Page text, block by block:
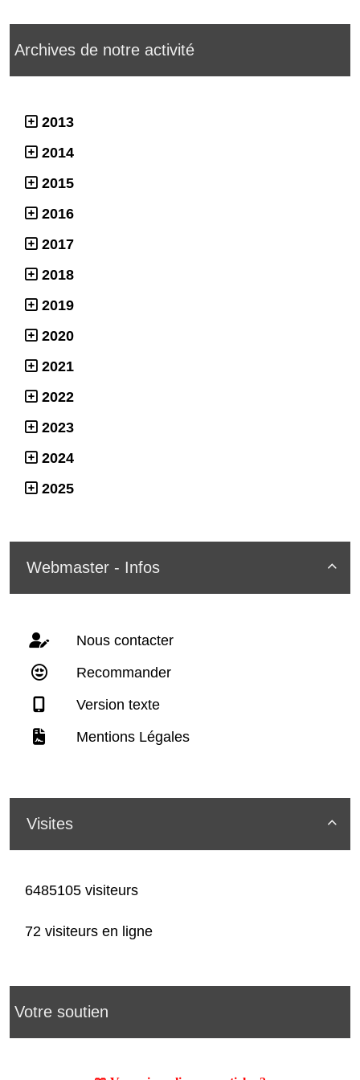
Archives de notre activité
2013
2014
2015
2016
2017
2018
2019
2020
2021
2022
2023
2024
2025

Webmaster - Infos
Nous contacter
Recommander
Version texte
Mentions Légales

Visites
6485105 visiteurs
72 visiteurs en ligne
Votre soutien